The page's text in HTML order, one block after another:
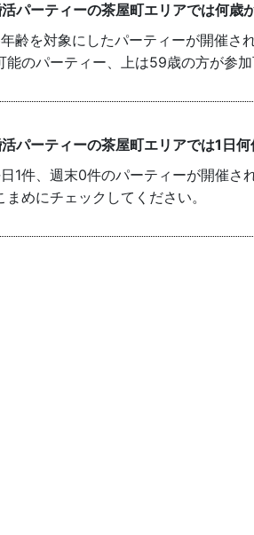
パーティーの茶屋町エリアでは何歳
齢を対象にしたパーティーが開催
能のパーティー、上は59歳の方が参
パーティーの茶屋町エリアでは1日
1件、週末0件のパーティーが開催さ
まめにチェックしてください。